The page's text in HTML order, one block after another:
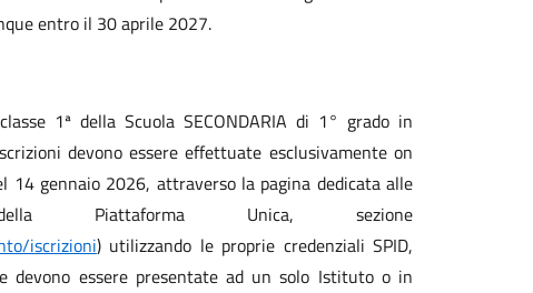
entro il 30 aprile 2027.
1ª della Scuola SECONDARIA di 1° grado in
devono essere effettuate esclusivamente on
gennaio 2026, attraverso la pagina dedicata alle
Piattaforma Unica, sezione
iscrizioni) utilizzando le proprie credenziali SPID,
devono essere presentate ad un solo Istituto o in